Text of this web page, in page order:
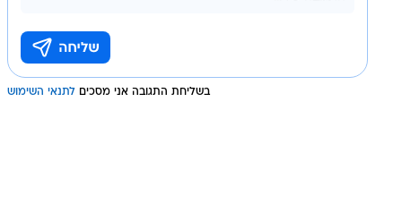
בשליחת התגובה אני מסכים לתנאי השימוש